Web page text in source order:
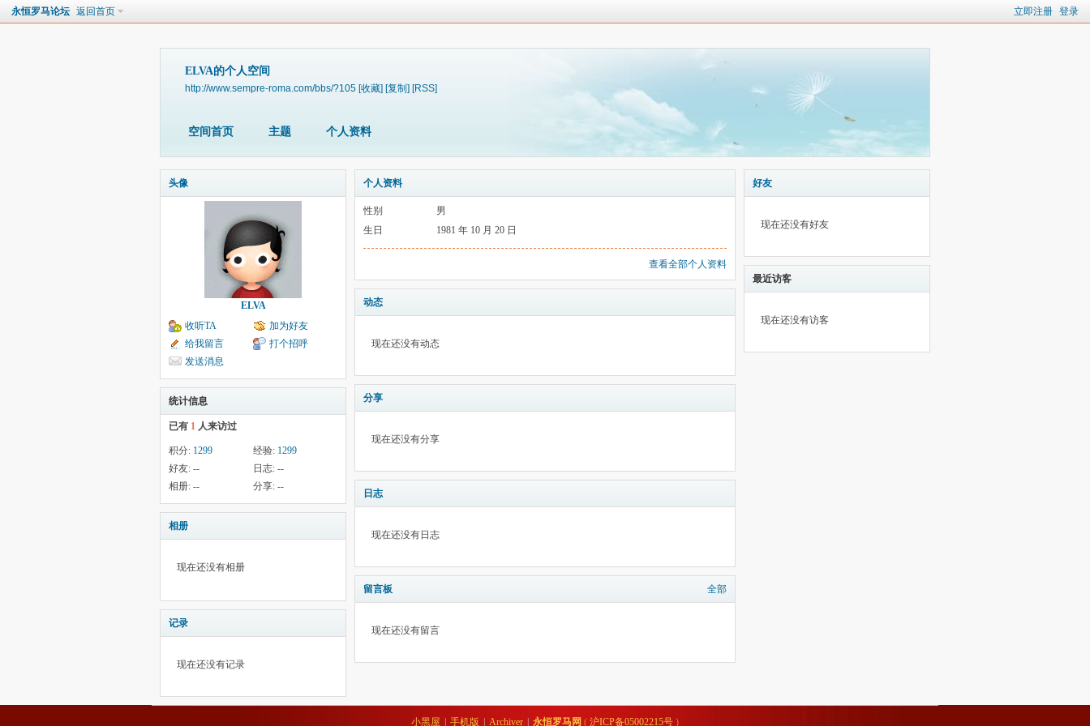
立即注册 登录
永恒罗马论坛 返回首页
ELVA的个人空间
http://www.sempre-roma.com/bbs/?105 [收藏] [复制] [RSS]
空间首页 主题 个人资料
头像
ELVA
收听TA
加为好友
给我留言
打个招呼
发送消息
统计信息
已有 1 人来访过
积分: 1299 经验: 1299
好友: -- 日志: --
相册: -- 分享: --
相册
现在还没有相册
记录
现在还没有记录
个人资料
性别
男
生日
1981 年 10 月 20 日
查看全部个人资料
动态
现在还没有动态
分享
现在还没有分享
日志
现在还没有日志
留言板 全部
现在还没有留言
好友
现在还没有好友
最近访客
现在还没有访客
小黑屋 手机版 Archiver 永恒罗马网 ( 沪ICP备05002215号 )